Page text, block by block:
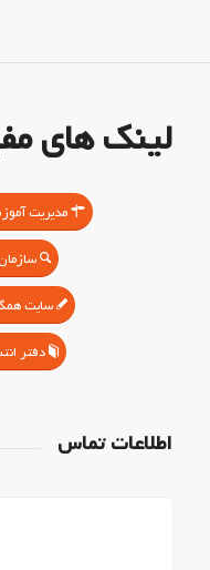
لینک های
مدیریت آموزش
سایت
دفتر
اطلاعات تماس